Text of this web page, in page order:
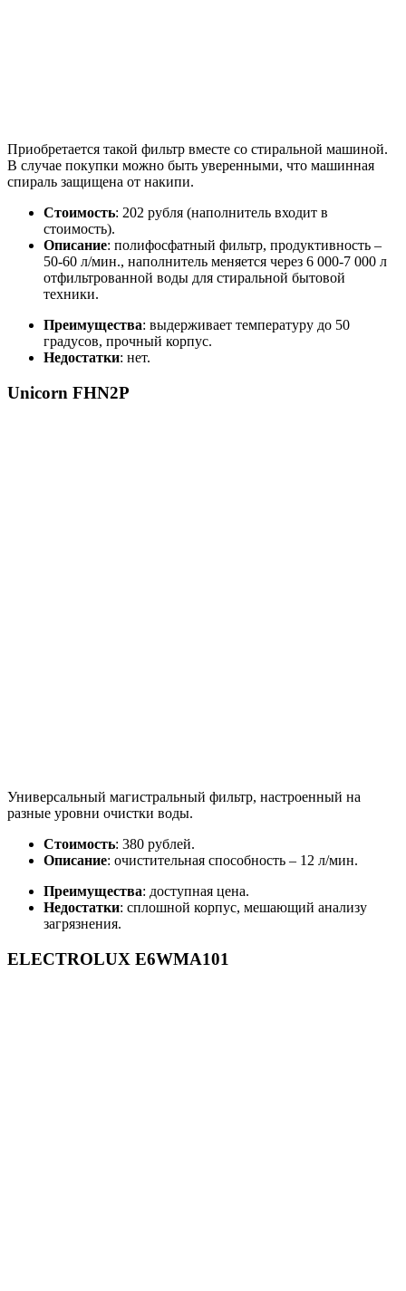
Приобретается такой фильтр вместе со стиральной машиной.
В случае покупки можно быть уверенными, что машинная
спираль защищена от накипи.
Стоимость: 202 рубля (наполнитель входит в
стоимость).
Описание: полифосфатный фильтр, продуктивность –
50-60 л/мин., наполнитель меняется через 6 000-7 000 л
отфильтрованной воды для стиральной бытовой
техники.
Преимущества: выдерживает температуру до 50
градусов, прочный корпус.
Недостатки: нет.
Unicorn FHN2P
Универсальный магистральный фильтр, настроенный на
разные уровни очистки воды.
Стоимость: 380 рублей.
Описание: очистительная способность – 12 л/мин.
Преимущества: доступная цена.
Недостатки: сплошной корпус, мешающий анализу
загрязнения.
ELECTROLUX E6WMA101